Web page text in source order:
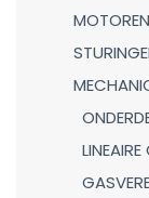
MOTOREN
LINEAIRE